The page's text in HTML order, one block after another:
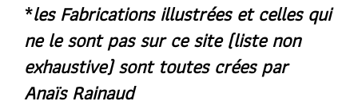
*les Fabrications illustrées et celles qui
ne le sont pas sur ce site (liste non
exhaustive) sont toutes crées par
Anaïs Rainaud